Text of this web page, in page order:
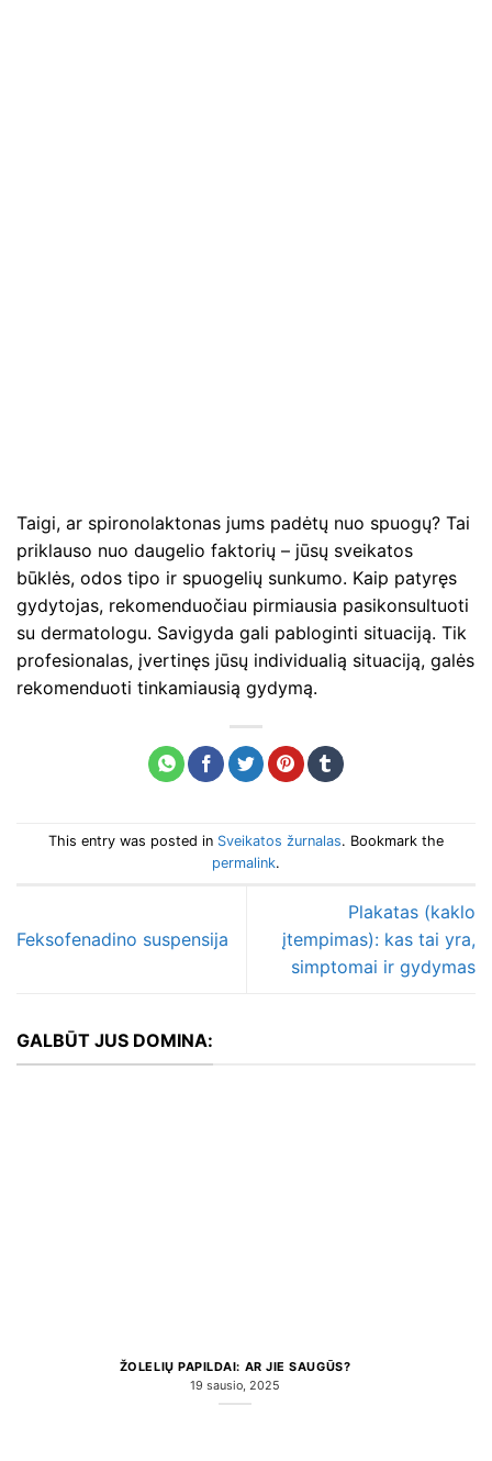
Taigi, ar spironolaktonas jums padėtų nuo spuogų? Tai
priklauso nuo daugelio faktorių – jūsų sveikatos
būklės, odos tipo ir spuogelių sunkumo. Kaip patyręs
gydytojas, rekomenduočiau pirmiausia pasikonsultuoti
su dermatologu. Savigyda gali pabloginti situaciją. Tik
profesionalas, įvertinęs jūsų individualią situaciją, galės
rekomenduoti tinkamiausią gydymą.
This entry was posted in Sveikatos žurnalas. Bookmark the
permalink.
Feksofenadino suspensija
Plakatas (kaklo
įtempimas): kas tai yra,
simptomai ir gydymas
GALBŪT JUS DOMINA:
ŽOLELIŲ PAPILDAI: AR JIE SAUGŪS?
19 sausio, 2025